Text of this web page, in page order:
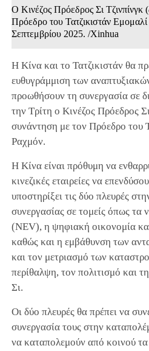
Ο Κινέζος Πρόεδρος Σι Τζινπίνγκ
Πρόεδρο του Τατζικιστάν
Σεπτεμβρίου 2025. /Xinhua
Η Κίνα και το Τατζικιστάν θα
ευθυγράμμιση των
προωθήσουν τη συνεργασία σε
την Τρίτη ο Κινέζος Πρόεδρος
συνάντηση με τον Πρόεδρο του
Ραχμόν.
Η Κίνα είναι πρόθυμη να
κινεζικές εταιρείες να
υποστηρίξει τις δύο πλευρές
συνεργασίας σε τομείς όπως τα
(NEV), η ψηφιακή οικονομία
καθώς και η εμβάθυνση των
και τον μετριασμό των
περίθαλψη, τον πολιτισμό και
Σι.
Οι δύο πλευρές θα πρέπει να
συνεργασία τους στην
να καταπολεμούν από κοινού